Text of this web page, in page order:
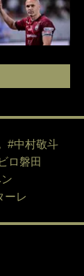
#中村敬斗
ロ磐田
ーレ